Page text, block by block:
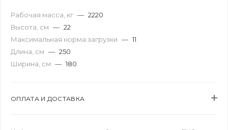
Рабочая масса, кг — 2220
Высота, см — 22
Максимальная норма загрузки — 11
Длина, см — 250
Ширина, см — 180
ОПЛАТА И ДОСТАВКА